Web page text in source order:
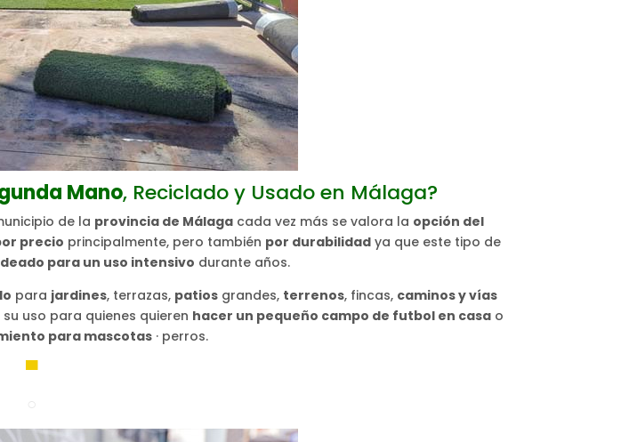
Mano, Reciclado y Usado en Málaga?
de la provincia de Málaga cada vez más se valora la opción del
precio principalmente, pero también por durabilidadya que este tipo de
para un uso intensivo durante años.
para jardines, terrazas, patios grandes, terrenos, fincas, caminos y vías
uso para quienes quieren hacer un pequeño campo de futbol en casao
para mascotas · perros.
▀